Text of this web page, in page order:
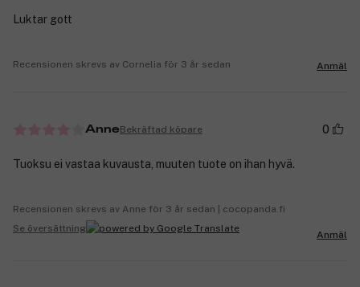
Luktar gott
Recensionen skrevs av Cornelia för 3 år sedan Anmäl
AnneBekräftad köpare 0
Tuoksu ei vastaa kuvausta, muuten tuote on ihan hyvä.
Recensionen skrevs av Anne för 3 år sedan | cocopanda.fi
Se översättning
Anmäl